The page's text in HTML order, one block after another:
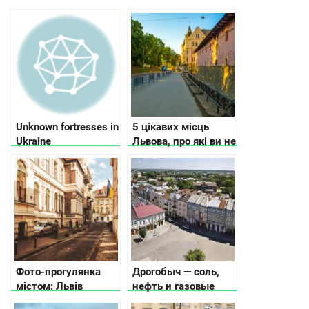
Unknown fortresses in
Ukraine
5 цікавих місць
Львова, про які ви не
дізнаєтесь з
путівників
Фото-прогулянка
містом: Львів
Дрогобыч — соль,
нефть и газовые
фонари